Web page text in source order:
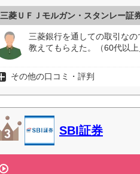
三菱ＵＦＪモルガン・スタンレー証
三菱銀行を通しての取引な
教えてもらえた。（60代以上
その他の口コミ・評判
SBI証券